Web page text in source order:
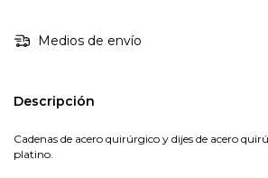
Medios de envío
Descripción
Cadenas de acero quirúrgico y dijes de acero
platino.